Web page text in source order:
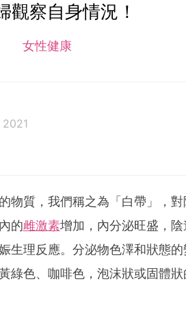
觀察自身情況！
女性健康
物質，我們稱之為「白帶」，
的雌激素增加，內分泌旺盛，
生理反應。分泌物色澤和狀態
綠色、咖啡色，泡沫狀或固體